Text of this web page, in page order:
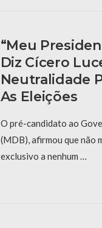
“Meu
Diz Cícero
Neutralidade
As Eleições
O pré-candidato ao
(MDB), afirmou que não
exclusivo a nenhum …